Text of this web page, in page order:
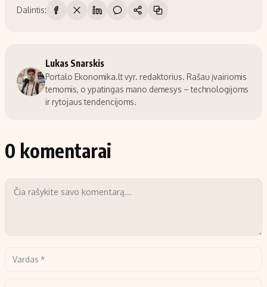
Dalintis:
Lukas Snarskis
Portalo Ekonomika.lt vyr. redaktorius. Rašau įvairiomis
temomis, o ypatingas mano dėmesys – technologijoms
ir rytojaus tendencijoms.
0 komentarai